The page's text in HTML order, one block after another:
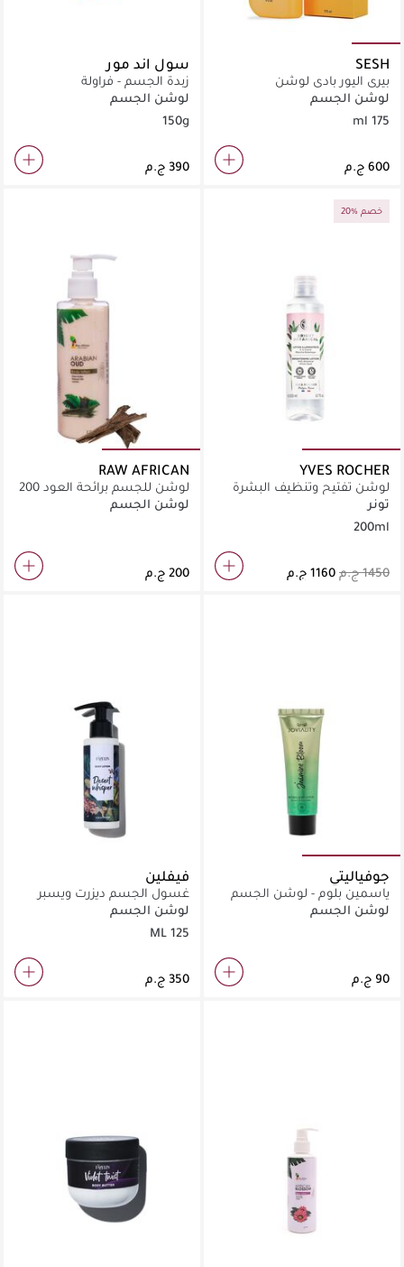
SESH
بيرى اليور بادى لوشن
لوشن الجسم
175 ml
سول اند مور
زبدة الجسم - فراولة
لوشن الجسم
150g
20% خصم
YVES ROCHER
لوشن تفتيح وتنظيف البشرة
برايت بوتانيكال 200مل
تونر
200ml
RAW AFRICAN
لوشن للجسم برائحة العود 200
مل
لوشن الجسم
جوفياليتي
ياسمين بلوم - لوشن الجسم
الطبيعي 30 مل
لوشن الجسم
فيفلين
غسول الجسم ديزرت ويسبر
لوشن الجسم
125 ML